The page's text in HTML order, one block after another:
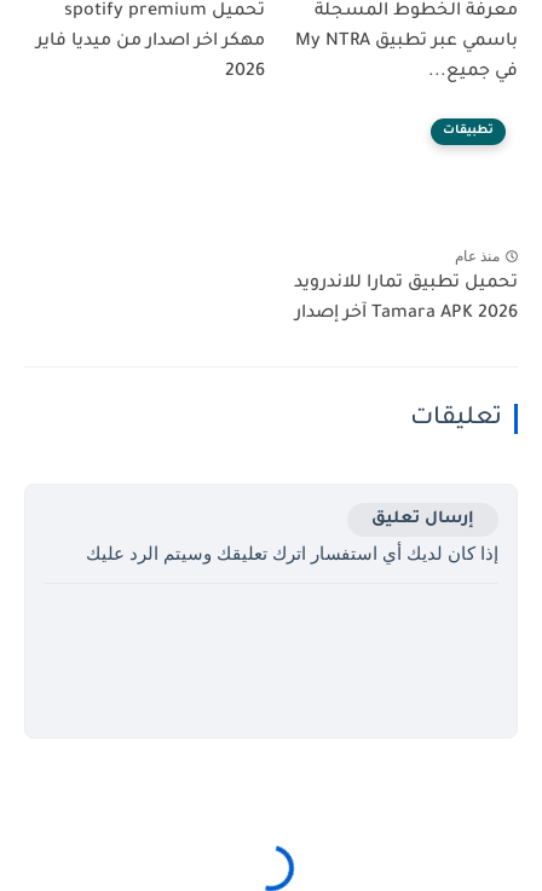
معرفة الخطوط المسجلة
باسمي عبر تطبيق My NTRA
في جميع...
تحميل spotify premium
مهكر اخر اصدار من ميديا فاير
2026
تطبيقات
منذ عام
تحميل تطبيق تمارا للاندرويد
Tamara APK 2026 آخر إصدار
تعليقات
إرسال تعليق
إذا كان لديك أي استفسار اترك تعليقك وسيتم الرد عليك